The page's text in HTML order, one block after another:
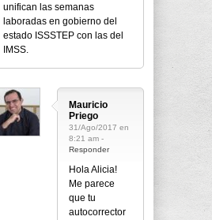
unifican las semanas
laboradas en gobierno del
estado ISSSTEP con las del
IMSS.
Mauricio
Priego
31/Ago/2017 en
8:21 am -
Responder
Hola Alicia!
Me parece
que tu
autocorrector